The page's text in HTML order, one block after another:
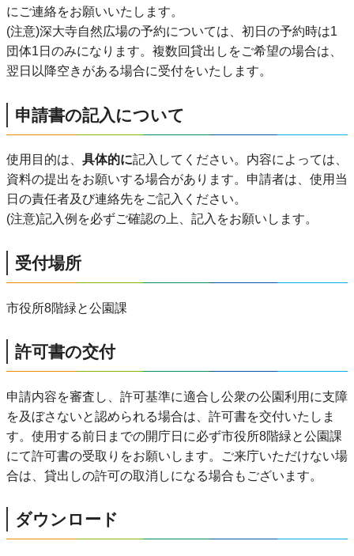
にご連絡をお願いいたします。
(注意)深大寺自然広場の予約については、初日の予約時は1
団体1日のみになります。複数回貸出しをご希望の場合は、
翌日以降空きがある場合に受付をいたします。
申請書の記入について
使用目的は、 具体的に記入してください。内容によっては、
資料の提出をお願いする場合があります。申請者は、使用当
日の責任者及び連絡先をご記入ください。
(注意)記入例を必ずご確認の上、記入をお願いします。
受付場所
市役所8階緑と公園課
許可書の交付
申請内容を審査し、許可基準に適合し公衆の公園利用に支障
を及ぼさないと認められる場合は、許可書を交付いたしま
す。使用する前日までの開庁日に必ず市役所8階緑と公園課
にて許可書の受取りをお願いします。ご来庁いただけない場
合は、貸出しの許可の取消しになる場合もございます。
ダウンロード